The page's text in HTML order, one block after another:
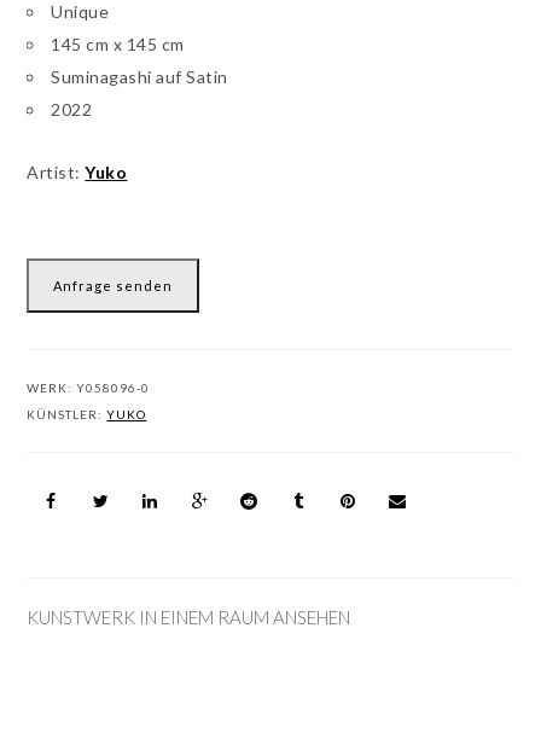
Unique
145 cm x 145 cm
Suminagashi auf Satin
2022
Artist:Yuko
Anfrage senden
WERK:Y058096-0
KÜNSTLER:YUKO
KUNSTWERK IN EINEM RAUM ANSEHEN